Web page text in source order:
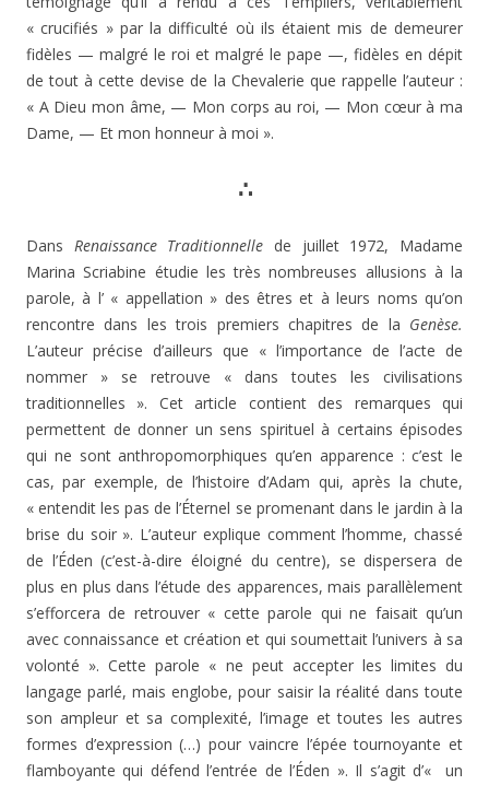
« crucifiés » par la difficulté où ils étaient mis de demeurer
fidèles — malgré le roi et malgré le pape —, fidèles en dépit
de tout à cette devise de la Chevalerie que rappelle l’auteur :
« A Dieu mon âme, — Mon corps au roi, — Mon cœur à ma
Dame, — Et mon honneur à moi ».
∴
Dans Renaissance Traditionnelle de juillet 1972, Ma­dame
Marina Scriabine étudie les très nombreuses allu­sions à la
parole, à l’ « appellation » des êtres et à leurs noms qu’on
rencontre dans les trois premiers chapitres de la Genèse.
L’auteur précise d’ailleurs que « l’importance de l’acte de
nommer » se retrouve « dans toutes les civi­lisations
traditionnelles ». Cet article contient des remar­ques qui
permettent de donner un sens spirituel à certains épisodes
qui ne sont anthropomorphiques qu’en appa­rence : c’est le
cas, par exemple, de l’histoire d’Adam qui, après la chute,
« entendit les pas de l’Éternel se prome­nant dans le jardin à la
brise du soir ». L’auteur explique comment l’homme, chassé
de l’Éden (c’est-à-dire éloigné du centre), se dispersera de
plus en plus dans l’étude des apparences, mais parallèlement
s’efforcera de retrou­ver « cette parole qui ne faisait qu’un
avec connaissance et création et qui soumettait l’univers à sa
volonté ». Cette parole « ne peut accepter les limites du
langage parlé, mais englobe, pour saisir la réalité dans toute
son ampleur et sa complexité, l’image et toutes les autres
formes d’expression (…) pour vaincre l’épée tournoyante et
flam­boyante qui défend l’entrée de l’Éden ». Il s’agit d’« un